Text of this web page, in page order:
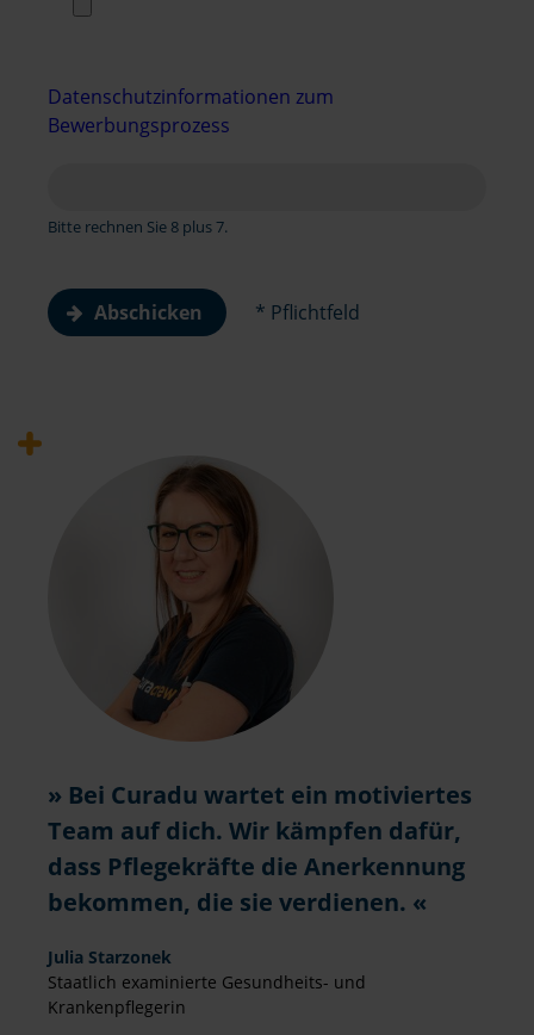
Datenschutzinformationen zum
Bewerbungsprozess
Bitte rechnen Sie 8 plus 7.
Abschicken * Pflichtfeld
Bei Curadu wartet ein motiviertes
Team auf dich. Wir kämpfen dafür,
dass Pflegekräfte die Anerkennung
bekommen, die sie verdienen.
Julia Starzonek
Staatlich examinierte Gesundheits- und
Krankenpflegerin
Schnellbewerbung
Ganz einfach: Formular ausfüllen & abschicken!
(Lebenslauf ist optional)
Lebenslauf hochladen
oder reinziehen
Vorname
Nachname